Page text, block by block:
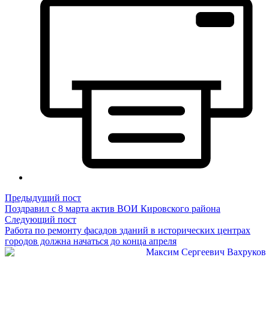
Навигация
по
записям
Предыдущий постПредыдущий
пост:
Поздравил с 8 марта актив ВОИ Кировского района
Следующий постСледующий
пост:
Работа по ремонту фасадов зданий в исторических центрах
городов должна начаться до конца апреля